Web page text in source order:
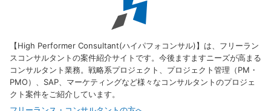
【High Performer Consultant(ハイパフォコンサル)】は、フリーラン
スコンサルタントの案件紹介サイトです。今後ますますニーズが高まる
コンサルタント業務。戦略系プロジェクト、プロジェクト管理（PM・
PMO）、SAP、マーケティングなど様々なコンサルタントのプロジェ
クト案件をご紹介しています。